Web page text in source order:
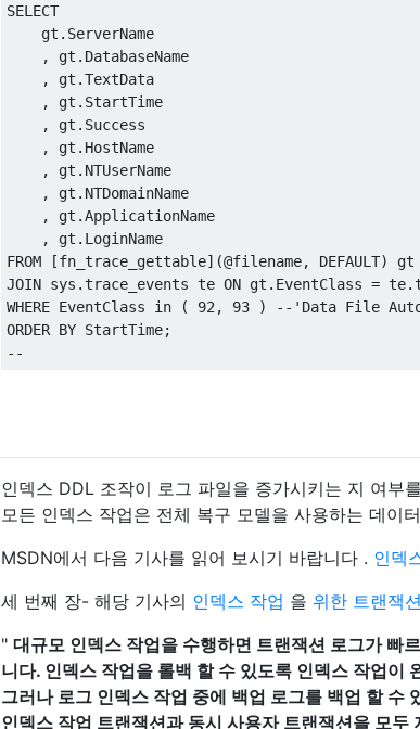
SELECT
    gt.ServerName
    , gt.DatabaseName
    , gt.TextData
    , gt.StartTime
    , gt.Success
    , gt.HostName
    , gt.NTUserName
    , gt.NTDomainName
    , gt.ApplicationName
    , gt.LoginName
FROM [fn_trace_gettable](@filename, DEFAULT) gt
JOIN sys.trace_events te ON gt.EventClass =
WHERE EventClass in ( 92, 93 ) --' Data File
ORDER BY StartTime;
--
인덱스 DDL 조작이 로그 파일을 증가시키는 지 여부
모든 인덱스 작업은 전체 복구 모델을 사용하는 데이
MSDN에서 다음 기사를 읽어 보시기 바랍니다 . 인덱
세 번째 장- 해당 기사의 인덱스 작업 을 위한 트랜잭
" 대규모 인덱스 작업을 수행하면 트랜잭션 로그가 빠
니다. 인덱스 작업을 롤백 할 수 있도록 인덱스 작업이
그러나 로그 인덱스 작업 중에 백업 로그를 백업 할 수
인덱스 작업 트랜잭션과 동시 사용자 트랜잭션을 모